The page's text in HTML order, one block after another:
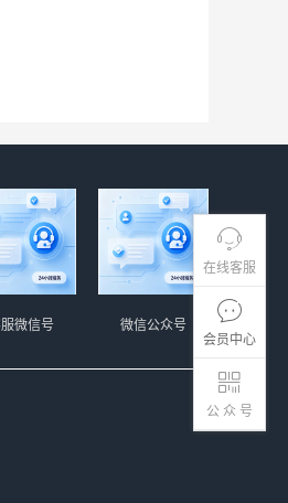
在线客服
会员中心
公 众 号
微信公众号
微信号